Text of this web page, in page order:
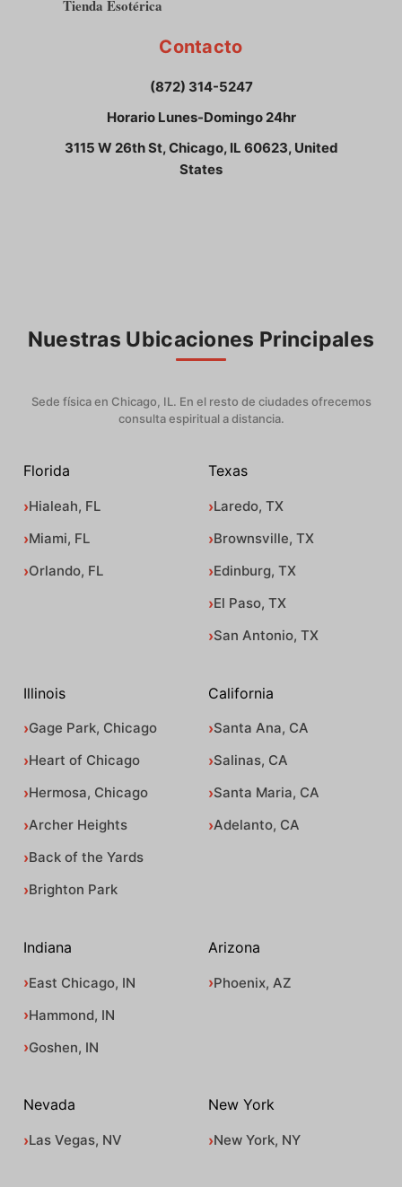
Tienda Esotérica
Contacto
(872) 314-5247
Horario Lunes-Domingo 24hr
3115 W 26th St, Chicago, IL 60623, United
States
Nuestras Ubicaciones Principales
Sede física en Chicago, IL. En el resto de ciudades ofrecemos
consulta espiritual a distancia.
Florida
Hialeah, FL
Miami, FL
Orlando, FL
Texas
Laredo, TX
Brownsville, TX
Edinburg, TX
El Paso, TX
San Antonio, TX
Illinois
Gage Park, Chicago
Heart of Chicago
Hermosa, Chicago
Archer Heights
Back of the Yards
Brighton Park
California
Santa Ana, CA
Salinas, CA
Santa Maria, CA
Adelanto, CA
Indiana
East Chicago, IN
Hammond, IN
Goshen, IN
Arizona
Phoenix, AZ
Nevada
Las Vegas, NV
New York
New York, NY